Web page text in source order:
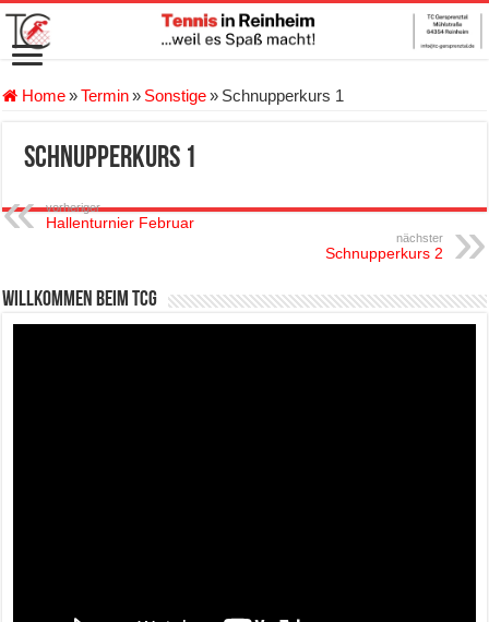
Home»Termin» Sonstige» Schnupperkurs 1
Schnupperkurs 1
vorheriger
Hallenturnier Februar
nächster
Schnupperkurs 2
Willkommen beim TCG